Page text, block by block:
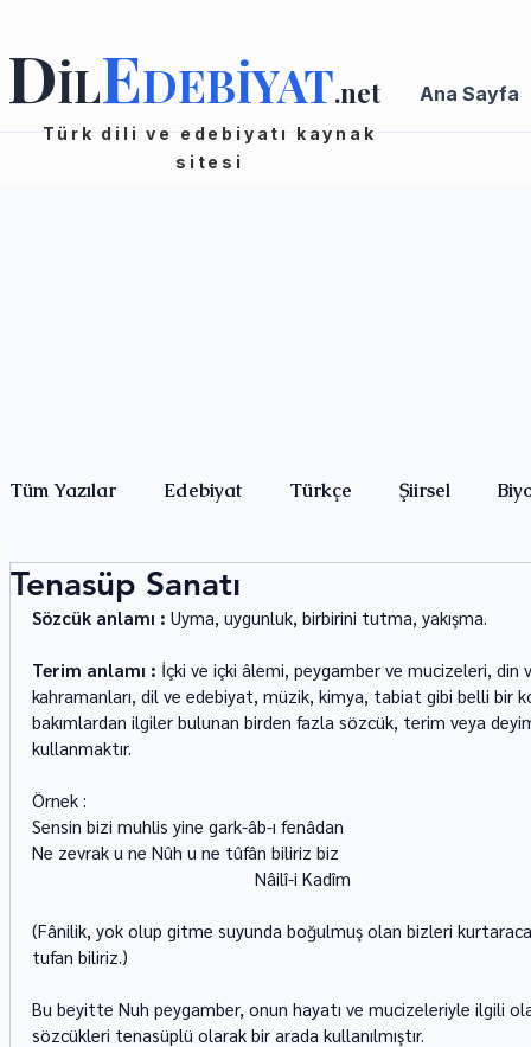
DİLEDEBİYAT.net Ana Sayfa
Türk dili ve edebiyatı kaynak
sitesi
Tüm Yazılar Edebiyat Türkçe Şiirsel
Tenasüp Sanatı
Sözcük anlamı : Uyma, uygunluk, birbirini tutma, yakışma.
Terim anlamı : İçki ve içki âlemi, peygamber ve mucizeleri,
kahramanları, dil ve edebiyat, müzik, kimya, tabiat gibi belli bir
bakımlardan ilgiler bulunan birden fazla sözcük, terim veya
kullanmaktır.
Örnek :
Sensin bizi muhlis yine gark-âb-ı fenâdan
Ne zevrak u ne Nûh u ne tûfân biliriz biz
                                               Nâilî-i Kadîm
(Fânilik, yok olup gitme suyunda boğulmuş olan bizleri
tufan biliriz.)
Bu beyitte Nuh peygamber, onun hayatı ve mucizeleriyle ilgili
sözcükleri tenasüplü olarak bir arada kullanılmıştır.